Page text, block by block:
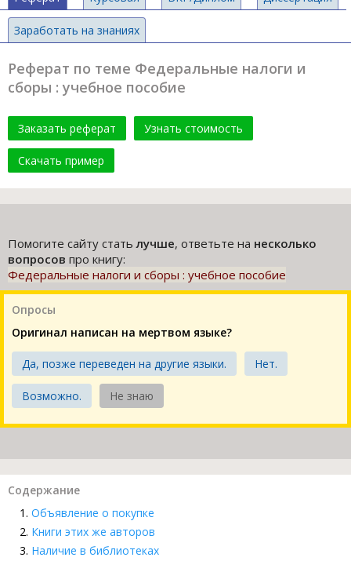
Заработать на знаниях
Реферат по теме Федеральные налоги и
сборы : учебное пособие
Заказать реферат Узнать стоимость
Скачать пример
Помогите сайту статьлучше, ответьте на несколько
вопросов про книгу:
Федеральные налоги и сборы : учебное пособие
Опросы
Оригинал написан на мертвом языке?
Да, позже переведен на другие языки. Нет.
Возможно. Не знаю
Содержание
Объявление о покупке
Книги этих же авторов
Наличие в библиотеках